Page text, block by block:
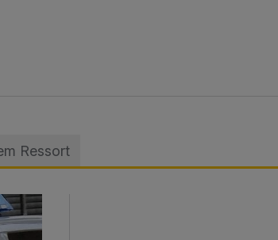
Ressort